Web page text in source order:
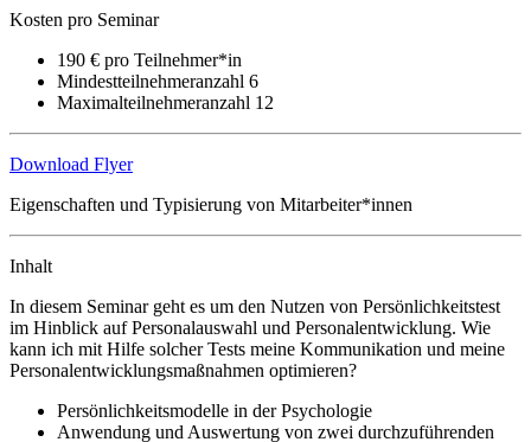
Kosten pro Seminar
190 € pro Teilnehmer*in
Mindestteilnehmeranzahl 6
Maximalteilnehmeranzahl 12
Download Flyer
Eigenschaften und Typisierung von Mitarbeiter*innen
Inhalt
In diesem Seminar geht es um den Nutzen von Persönlichkeitstest
im Hinblick auf Personalauswahl und Personalentwicklung. Wie
kann ich mit Hilfe solcher Tests meine Kommunikation und meine
Personalentwicklungsmaßnahmen optimieren?
Persönlichkeitsmodelle in der Psychologie
Anwendung und Auswertung von zwei durchzuführenden